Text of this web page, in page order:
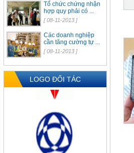
Tổ chức chứng nhận
hợp quy phải có ...
[ 08-11-2013 ]
Các doanh nghiệp
cần tăng cường tự ...
[ 08-11-2013 ]
LOGO ĐỐI TÁC